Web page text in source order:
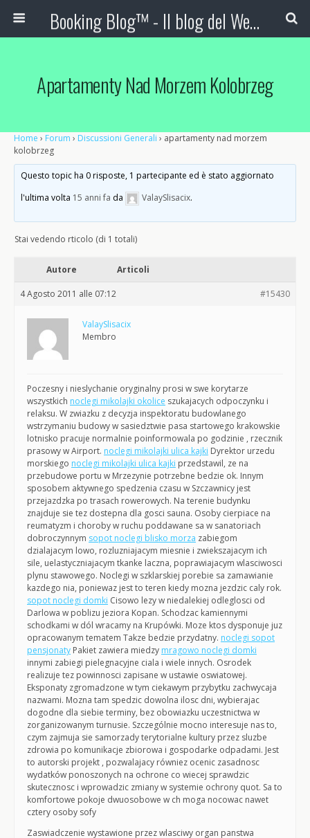
Booking Blog™ - Il blog del Web Marketing Turistico
Apartamenty Nad Morzem Kolobrzeg
Home › Forum › Discussioni Generali › apartamenty nad morzem
kolobrzeg
Questo topic ha 0 risposte, 1 partecipante ed è stato aggiornato
l'ultima volta 15 anni fa da ValaySlisacix.
Stai vedendo rticolo (di 1 totali)
Autore Articoli
4 Agosto 2011 alle 07:12 #15430
ValaySlisacix
Membro
Poczesny i nieslychanie oryginalny prosi w swe korytarze
wszystkich noclegi mikolajki okolice szukajacych odpoczynku i
relaksu. W zwiazku z decyzja inspektoratu budowlanego
wstrzymaniu budowy w sasiedztwie pasa startowego krakowskie
lotnisko pracuje normalnie poinformowala po godzinie , rzecznik
prasowy w Airport. noclegi mikolajki ulica kajki Dyrektor urzedu
morskiego noclegi mikolajki ulica kajki przedstawil, ze na
przebudowe portu w Mrzezynie potrzebne bedzie ok. Innym
sposobem aktywnego spedzenia czasu w Szczawnicy jest
przejazdzka po trasach rowerowych. Na terenie budynku
znajduje sie tez dostepna dla gosci sauna. Osoby cierpiace na
reumatyzm i choroby w ruchu poddawane sa w sanatoriach
dobroczynnym sopot noclegi blisko morza zabiegom
dzialajacym lowo, rozluzniajacym miesnie i zwiekszajacym ich
sile, uelastyczniajacym tkanke laczna, poprawiajacym wlasciwosci
plynu stawowego. Noclegi w szklarskiej porebie sa zamawianie
kazdego nia, poniewaz jest to teren kiedy mozna jezdzic caly rok.
sopot noclegi domki Cisowo lezy w niedalekiej odleglosci od
Darlowa w poblizu jeziora Kopan. Schodzac kamiennymi
schodkami w dól wracamy na Krupówki. Moze ktos dysponuje juz
opracowanym tematem Takze bedzie przydatny. noclegi sopot
pensjonaty Pakiet zawiera miedzy mragowo noclegi domki
innymi zabiegi pielegnacyjne ciala i wiele innych. Osrodek
realizuje tez powinnosci zapisane w ustawie oswiatowej.
Eksponaty zgromadzone w tym ciekawym przybytku zachwycaja
nazwami. Mozna tam spedzic dowolna ilosc dni, wybierajac
dogodne dla siebie terminy, bez obowiazku uczestnictwa w
zorganizowanym turnusie. Szczególnie mocno interesuje nas to,
czym zajmuja sie samorzady terytorialne kultury przez sluzbe
zdrowia po komunikacje zbiorowa i gospodarke odpadami. Jest
to autorski projekt , pozwalajacy równiez ocenic zasadnosc
wydatków ponoszonych na ochrone co wiecej sprawdzic
skutecznosc i wprowadzic zmiany w systemie ochrony quot. Sa to
komfortowe pokoje dwuosobowe w ch moga nocowac nawet
cztery osoby sofy
Zaswiadczenie wystawione przez wlasciwy organ panstwa